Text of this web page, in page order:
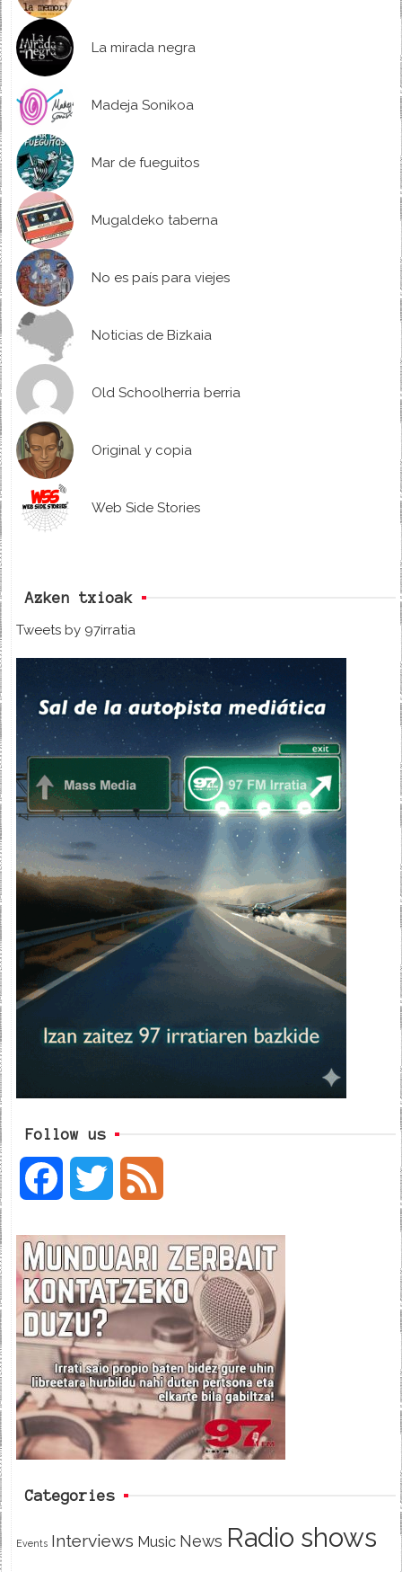
La mirada negra
Madeja Sonikoa
Mar de fueguitos
Mugaldeko taberna
No es país para viejes
Noticias de Bizkaia
Old Schoolherria berria
Original y copia
Web Side Stories
Azken txioak
Tweets by 97irratia
Follow us
c
e
b
o
o
i
t
t
e
e
d
Categories
Events Interviews Music News Radio shows